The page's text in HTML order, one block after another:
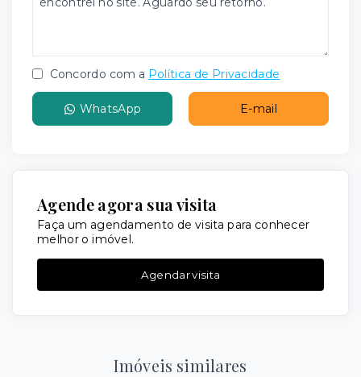
Concordo com a Política de Privacidade
WhatsApp E-mail
Agende agora sua visita
Faça um agendamento de visita para conhecer
melhor o imóvel.
Agendar visita
Imóveis similares